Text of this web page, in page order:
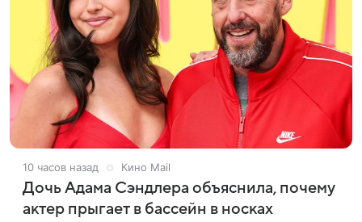
10 часов назад Кино Mail
Дочь Адама Сэндлера объяснила, почему
актер прыгает в бассейн в носках